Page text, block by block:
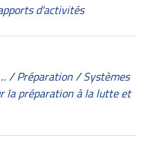
d'activités
/Préparation/Systèmes
la préparation à la lutte et